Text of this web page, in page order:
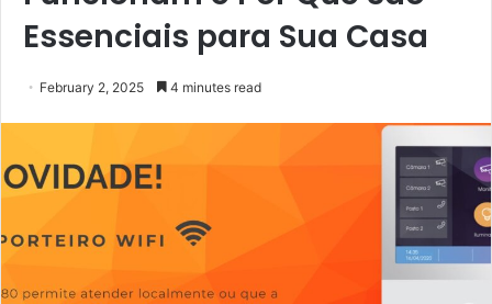
Essenciais para Sua Casa
February 2, 2025 4 minutes read